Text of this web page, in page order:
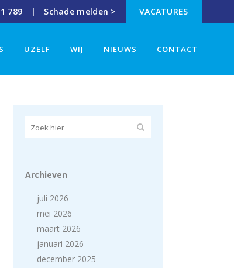
789 | Schade melden > VACATURES
UZELF WIJ NIEUWS CONTACT
Archieven
juli 2026
mei 2026
maart 2026
januari 2026
december 2025